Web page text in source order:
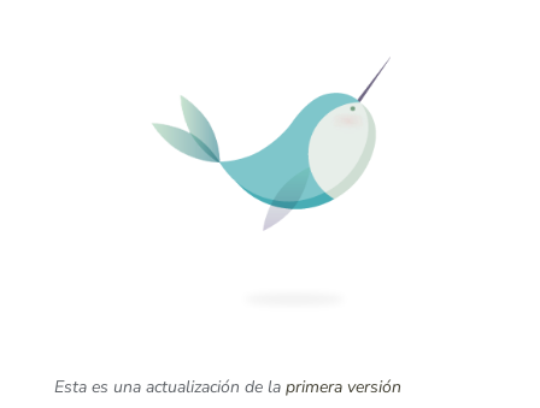
Esta es una actualización de la primera versión